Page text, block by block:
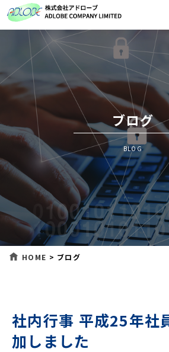
ブログ
BLOG
HOME > ブログ
社内行事 平成25年社
加しました